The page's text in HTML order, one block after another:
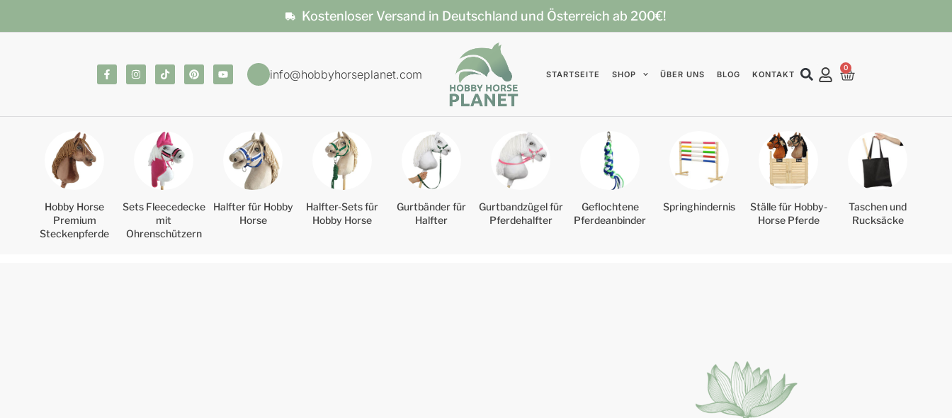
Kostenloser Versand in Deutschland und Österreich ab 200€!
info@hobbyhorseplanet.com STARTSEITE SHOP ÜBER UNS BLOG KONTAKT
0
Hobby Horse
Premium
Steckenpferde
Sets Fleecedecke
mit
Ohrenschützern
Halfter für Hobby
Horse
Halfter-Sets für
Hobby Horse
Gurtbänder für
Halfter
Gurtbandzügel für
Pferdehalfter
Geflochtene
Pferdeanbinder
Springhindernis
Ställe für Hobby-
Horse Pferde
Taschen und
Rucksäcke
Warenkorb